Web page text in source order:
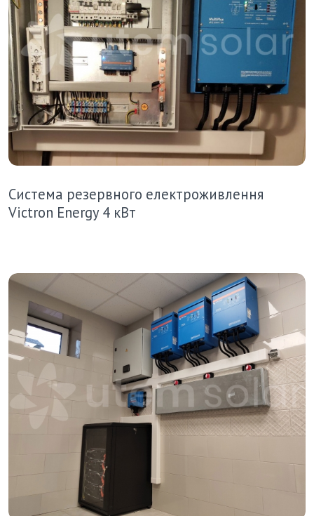
Система резервного електроживлення
Victron Energy 4 кВт